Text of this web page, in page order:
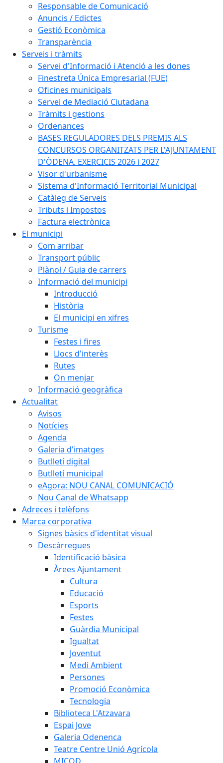
Responsable de Comunicació
Anuncis / Edictes
Gestió Econòmica
Transparència
Serveis i tràmits
Servei d'Informació i Atenció a les dones
Finestreta Única Empresarial (FUE)
Oficines municipals
Servei de Mediació Ciutadana
Tràmits i gestions
Ordenances
BASES REGULADORES DELS PREMIS ALS
CONCURSOS ORGANITZATS PER L'AJUNTAMENT
D'ÒDENA. EXERCICIS 2026 i 2027
Visor d'urbanisme
Sistema d'Informació Territorial Municipal
Catàleg de Serveis
Tributs i Impostos
Factura electrònica
El municipi
Com arribar
Transport públic
Plànol / Guia de carrers
Informació del municipi
Introducció
Història
El municipi en xifres
Turisme
Festes i fires
Llocs d'interès
Rutes
On menjar
Informació geogràfica
Actualitat
Avisos
Notícies
Agenda
Galeria d'imatges
Butlletí digital
Butlletí municipal
eAgora: NOU CANAL COMUNICACIÓ
Nou Canal de Whatsapp
Adreces i telèfons
Marca corporativa
Signes bàsics d'identitat visual
Descàrregues
Identificació bàsica
Àrees Ajuntament
Cultura
Educació
Esports
Festes
Guàrdia Municipal
Igualtat
Joventut
Medi Ambient
Persones
Promoció Econòmica
Tecnologia
Biblioteca L'Atzavara
Espai Jove
Galeria Odenenca
Teatre Centre Unió Agrícola